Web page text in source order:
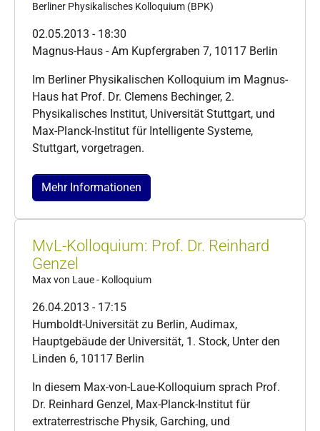
Berliner Physikalisches Kolloquium (BPK)
02.05.2013 - 18:30
Magnus-Haus - Am Kupfergraben 7, 10117 Berlin
Im Berliner Physikalischen Kolloquium im Magnus-
Haus hat Prof. Dr. Clemens Bechinger, 2.
Physikalisches Institut, Universität Stuttgart, und
Max-Planck-Institut für Intelligente Systeme,
Stuttgart, vorgetragen.
Mehr Informationen
MvL-Kolloquium: Prof. Dr. Reinhard
Genzel
Max von Laue - Kolloquium
26.04.2013 - 17:15
Humboldt-Universität zu Berlin, Audimax,
Hauptgebäude der Universität, 1. Stock, Unter den
Linden 6, 10117 Berlin
In diesem Max-von-Laue-Kolloquium sprach Prof.
Dr. Reinhard Genzel, Max-Planck-Institut für
extraterrestrische Physik, Garching, und